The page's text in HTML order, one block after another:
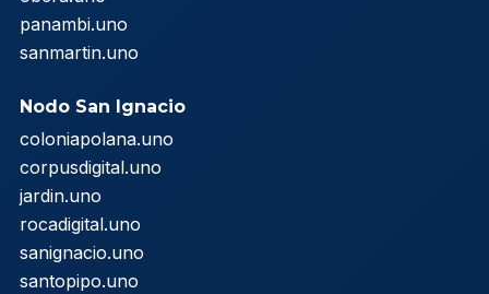
panambi.uno
sanmartin.uno
Nodo San Ignacio
coloniapolana.uno
corpusdigital.uno
jardin.uno
rocadigital.uno
sanignacio.uno
santopipo.uno